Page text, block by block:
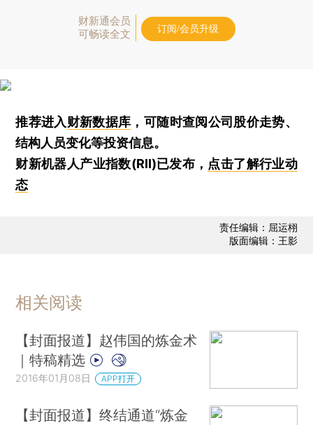
财新通会员
可畅读全文
订阅/会员升级
推荐进入财新数据库 ，可随时查阅公司股价走势、
结构人员变化等投资信息。
财新机器人产业指数(RII)已发布， 点击了解行业动
态
责任编辑：屈运栩
版面编辑：王影
相关阅读
【封面报道】赵伟国的炼金术
｜特稿精选
2016年01月08日 APP打开
【封面报道】终结通道“炼金